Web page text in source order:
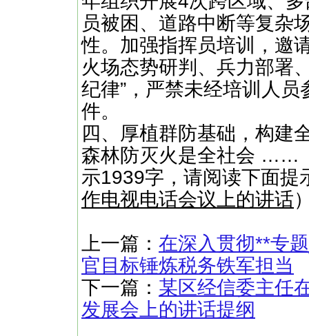
员被困、道路中断等复杂
性。加强指挥员培训，邀
火场态势研判、兵力部署
纪律”，严禁未经培训人
件。
四、厚植群防基础，构建
森林防灭火是全社会 ……
示1939字，请阅读下面提
作电视电话会议上的讲话
上一篇： 在深入贯彻**专
官目标锤炼税务铁军担当
下一篇： 某区经信委主任
发展会上的讲话提纲